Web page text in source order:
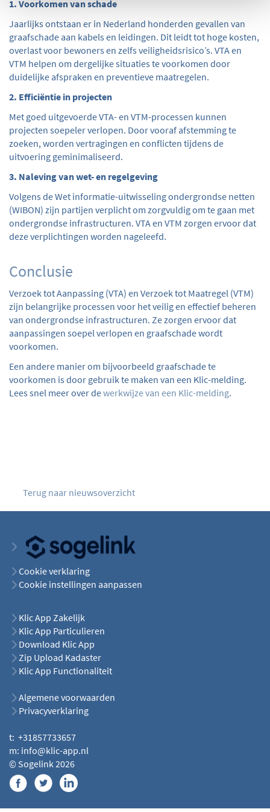
1. Voorkomen van schade
Jaarlijks ontstaan er in Nederland honderden gevallen van
graafschade aan kabels en leidingen. Dit leidt tot hoge kosten,
overlast voor bewoners en zelfs veiligheidsrisico’s. VTA en
VTM helpen om dergelijke situaties te voorkomen door
duidelijke afspraken en preventieve maatregelen.
2. Efficiëntie in projecten
Met goed uitgevoerde VTA- en VTM-processen kunnen
projecten soepeler verlopen. Door vooraf afstemming te
zoeken, worden vertragingen en conflicten tijdens de
uitvoering geminimaliseerd.
3. Naleving van wet- en regelgeving
Volgens de Wet informatie-uitwisseling ondergrondse netten
(WIBON) zijn partijen verplicht om zorgvuldig om te gaan met
ondergrondse infrastructuren. VTA en VTM zorgen ervoor dat
deze verplichtingen worden nageleefd.
Conclusie
Verzoek tot Aanpassing (VTA) en Verzoek tot Maatregel (VTM)
zijn belangrijke processen voor het veilig en effectief beheren
van ondergrondse infrastructuren. Ze zorgen ervoor dat
aanpassingen soepel verlopen en graafschade wordt
voorkomen.
Een andere manier om bijvoorbeeld graafschade te
voorkomen is door gebruik te maken van een Klic-melding.
Lees snel meer over dewerkwijze van een Klic-melding.
Terug naar nieuwsoverzicht
Cookie verklaring
Cookie instellingen aanpassen
Klic App Zakelijk
Klic App Particulieren
Download Klic App
Zip Upload Kadaster
Klic App Functionaliteit
Algemene voorwaarden
Privacyverklaring
t: +31857733657
m: info@klic-app.nl
© Sogelink 2026